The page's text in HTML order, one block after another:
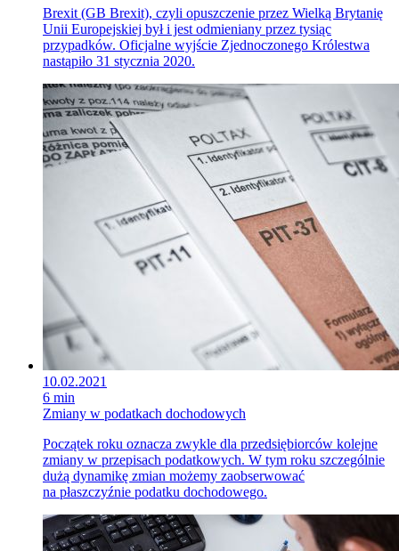
Brexit (GB Brexit), czyli opuszczenie przez Wielką Brytanię
Unii Europejskiej był i jest odmieniany przez tysiąc
przypadków. Oficjalne wyjście Zjednoczonego Królestwa
nastąpiło 31 stycznia 2020.
10.02.2021
6 min
Zmiany w podatkach dochodowych
Początek roku oznacza zwykle dla przedsiębiorców kolejne
zmiany w przepisach podatkowych. W tym roku szczególnie
dużą dynamikę zmian możemy zaobserwować
na płaszczyźnie podatku dochodowego.